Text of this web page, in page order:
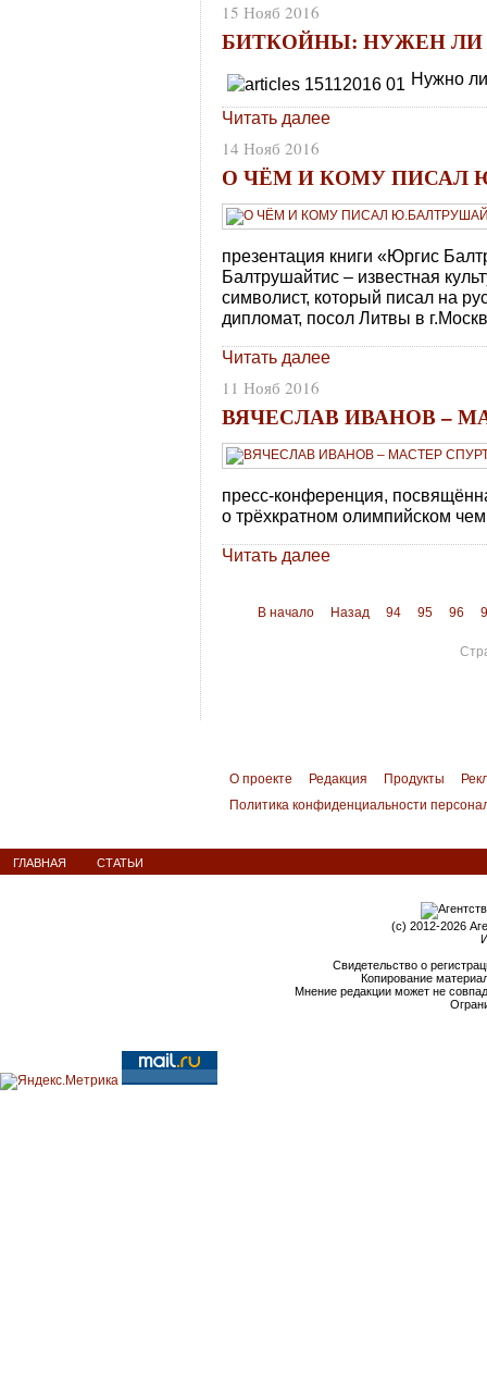
15 Нояб 2016
БИТКОЙНЫ: НУЖЕН ЛИ
Нужно
Читать далее
14 Нояб 2016
О ЧЁМ И КОМУ ПИСАЛ
презентация книги «Юргис
Балтрушайтис – известная
символист, который писал на
дипломат, посол Литвы в
Читать далее
11 Нояб 2016
ВЯЧЕСЛАВ ИВАНОВ –
пресс-конференция,
о трёхкратном олимпийском
Читать далее
В начало Назад 94 95 96
О проекте Редакция Продукты
Политика конфиденциальности
ГЛАВНАЯ СТАТЬИ
(c) 2012-2026
Свидетельство о
Копирование
Мнение редакции может не